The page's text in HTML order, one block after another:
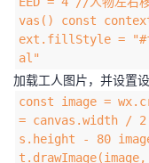
vas() const
ext.fillStyle =
al"
加载工人图片，并设置
const image =
= canvas.width /
s.height - 80